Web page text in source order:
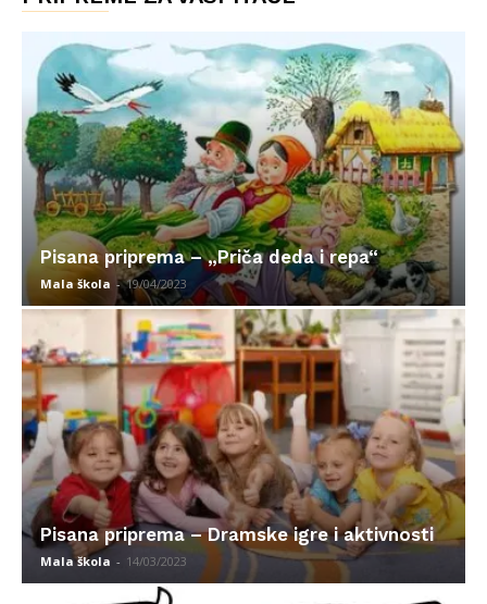
Pisana priprema – „Priča deda i repa“
Mala škola - 19/04/2023
Pisana priprema – Dramske igre i aktivnosti
Mala škola - 14/03/2023